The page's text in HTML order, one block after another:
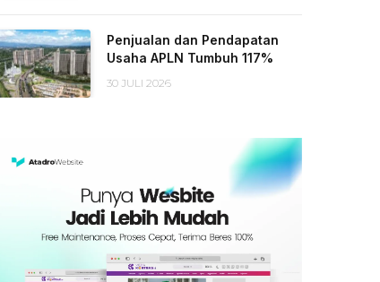
Penjualan dan Pendapatan
Usaha APLN Tumbuh 117%
30 JULI 2026